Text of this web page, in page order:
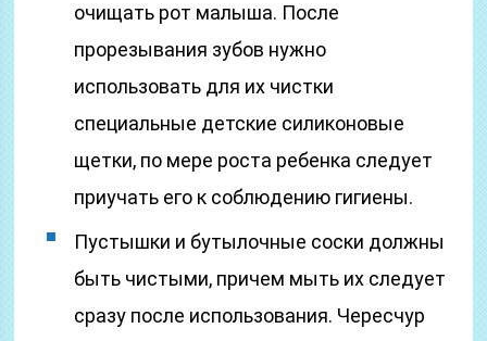
очищать рот малыша. После
прорезывания зубов нужно
использовать для их чистки
специальные детские силиконовые
щетки, по мере роста ребенка следует
приучать его к соблюдению гигиены.
Пустышки и бутылочные соски должны
быть чистыми, причем мыть их следует
сразу после использования. Чересчур